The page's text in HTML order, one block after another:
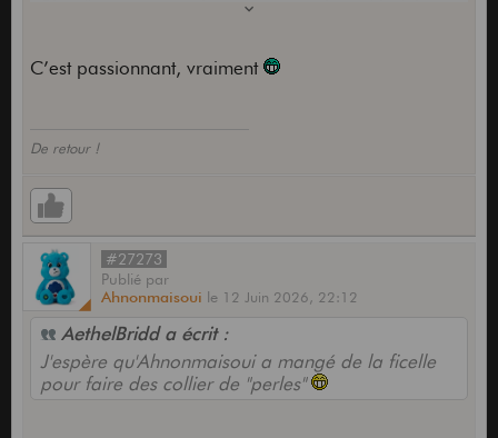
C’est passionnant, vraiment
De retour !
#27273
Publié par
Ahnonmaisoui le 12 Juin 2026, 22:12
AethelBridd a écrit :
J'espère qu'Ahnonmaisoui a mangé de la ficelle
pour faire des collier de "perles"